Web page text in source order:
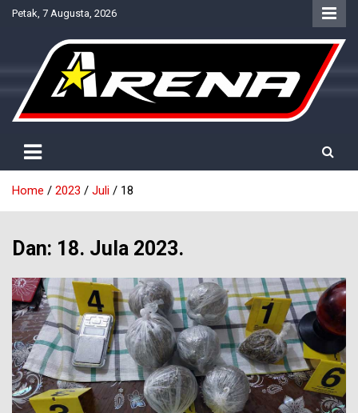
SkipPetak, 7 Augusta, 2026
NTV Arena
Home 2023 Juli 18
Dan: 18. Jula 2023.